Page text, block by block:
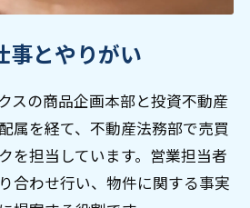
事とやりがい
スの商品企画本部と投資不動産
属を経て、不動産法務部で売買
を担当しています。営業担当者
合わせ行い、物件に関する事実